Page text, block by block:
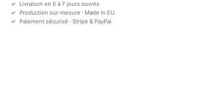
Livraison en 5 à 7 jours ouvrés
Production sur-mesure · Made in EU
Paiement sécurisé · Stripe & PayPal